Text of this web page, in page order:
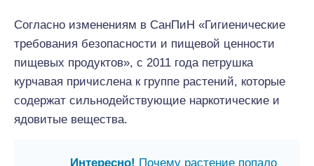
Согласно изменениям в СанПиН «Гигиенические
требования безопасности и пищевой ценности
пищевых продуктов», с 2011 года петрушка
курчавая причислена к группе растений, которые
содержат сильнодействующие наркотические и
ядовитые вещества.
Интересно! Почему растение попало